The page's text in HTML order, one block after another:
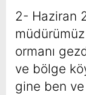
2- Haziran
ormanı
ve bölge
gine ben ve